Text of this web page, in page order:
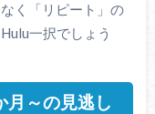
く「リピート」の
一択でしょう
月～の見逃し